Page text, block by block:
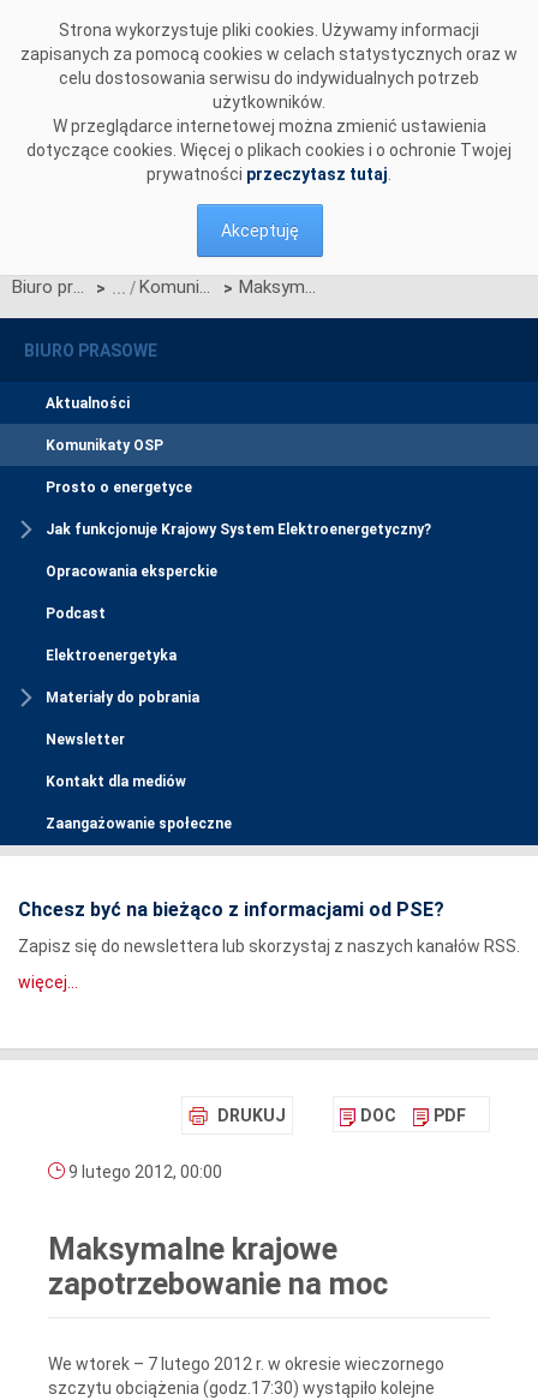
Strona wykorzystuje pliki cookies. Używamy informacji
zapisanych za pomocą cookies w celach statystycznych oraz w
celu dostosowania serwisu do indywidualnych potrzeb
użytkowników.
W przeglądarce internetowej można zmienić ustawienia
dotyczące cookies. Więcej o plikach cookies i o ochronie Twojej
prywatności przeczytasz tutaj
Akceptuję
Biuro prasowe > Komunikaty OSP > Maksymalne krajowe zapotrzebowanie na moc
BIURO PRASOWE
Aktualności
Komunikaty OSP
Prosto o energetyce
Jak funkcjonuje Krajowy System Elektroenergetyczny?
Opracowania eksperckie
Podcast
Elektroenergetyka
Materiały do pobrania
Newsletter
Kontakt dla mediów
Zaangażowanie społeczne
Chcesz być na bieżąco z informacjami od PSE?
Zapisz się do newslettera lub skorzystaj z naszych kanałów RSS.
więcej...
DRUKUJ DOC PDF
9 lutego 2012, 00:00
Maksymalne krajowe
zapotrzebowanie na moc
We wtorek – 7 lutego 2012 r. w okresie wieczornego
szczytu obciążenia (godz.17:30) wystąpiło kolejne